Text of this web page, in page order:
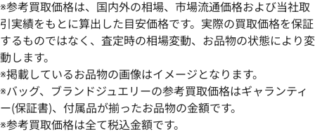
エルメス ケリーウォレット 財布 レザー
□O刻印 シルバー金具
参考買取価格
99,000円
エルメス ケリー
□M刻印 シルバー
参考買取価格
※参考買取価格は、国内外の相場、市場流通価格および当社取
引実績をもとに算出した目安価格です。実際の買取価格を保証
するものではなく、査定時の相場変動、お品物の状態により変
動します。
※掲載しているお品物の画像はイメージとなります。
※バッグ、ブランドジュエリーの参考買取価格はギャランティ
ー(保証書)、付属品が揃ったお品物の金額です。
※参考買取価格は全て税込金額です。